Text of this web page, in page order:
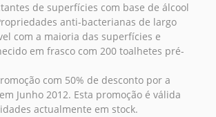
de superfícies com base de álcool
anti-bacterianas de largo
com a maioria das superfícies e
em frasco com 200 toalhetes pré-
com 50% de desconto por a
Junho 2012. Esta promoção é válida
actualmente em stock.